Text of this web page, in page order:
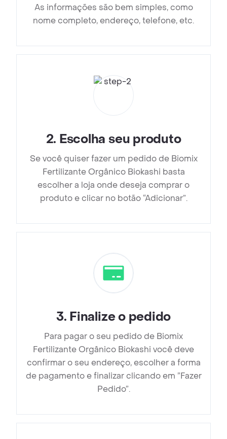
As informações são bem simples, como
nome completo, endereço, telefone, etc.
2. Escolha seu produto
Se você quiser fazer um pedido de Biomix
Fertilizante Orgânico Biokashi basta
escolher a loja onde deseja comprar o
produto e clicar no botão “Adicionar”.
3. Finalize o pedido
Para pagar o seu pedido de Biomix
Fertilizante Orgânico Biokashi você deve
confirmar o seu endereço, escolher a forma
de pagamento e finalizar clicando em ”Fazer
Pedido”.